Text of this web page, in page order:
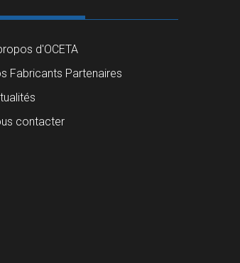
d'OCETA
Fabricants Partenaires
contacter